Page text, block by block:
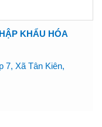
KHẨU HÓA
7, Xã Tân Kiên,